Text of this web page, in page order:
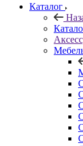
Каталог